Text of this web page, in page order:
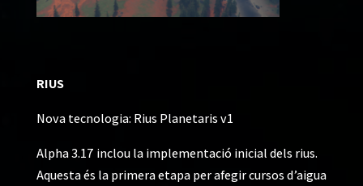
RIUS
Nova tecnologia: Rius Planetaris v1
Alpha 3.17 inclou la implementació inicial dels rius.
Aquesta és la primera etapa per afegir cursos d’aigua